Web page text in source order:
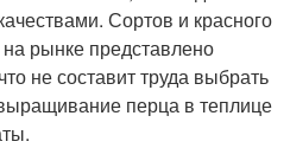
Сортов и красного
на рынке представлено
не составит труда выбрать
перца в теплице